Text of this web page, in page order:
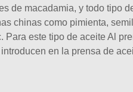
de macadamia, y todo tipo
chinas como pimienta,
Para este tipo de aceite Al
en la prensa de